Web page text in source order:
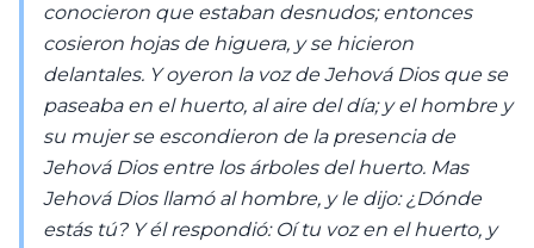
conocieron que estaban desnudos; entonces
cosieron hojas de higuera, y se hicieron
delantales. Y oyeron la voz de Jehová Dios que se
paseaba en el huerto, al aire del día; y el hombre y
su mujer se escondieron de la presencia de
Jehová Dios entre los árboles del huerto. Mas
Jehová Dios llamó al hombre, y le dijo: ¿Dónde
estás tú? Y él respondió: Oí tu voz en el huerto, y